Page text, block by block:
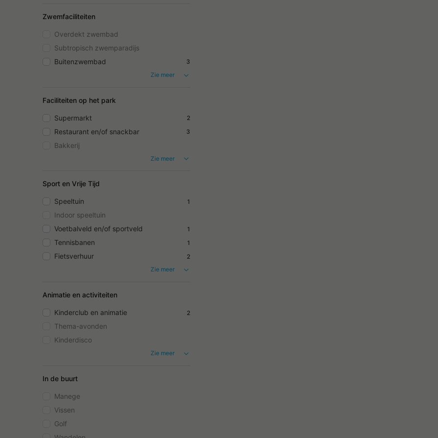
Zwemfaciliteiten
Overdekt zwembad
Subtropisch zwemparadijs
Buitenzwembad
3
Zie meer
Faciliteiten op het park
Supermarkt 2
Restaurant en/of snackbar 3
Bakkerij
Zie meer
Sport en Vrije Tijd
Speeltuin 1
Indoor speeltuin
Voetbalveld en/of sportveld
1
Tennisbanen 1
Fietsverhuur
2
Zie meer
Animatie en activiteiten
Kinderclub en animatie 2
Thema-avonden
Kinderdisco
Zie meer
In de buurt
Manege
Vissen
Golf